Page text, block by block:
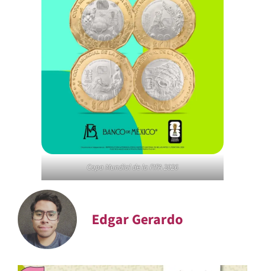
Copa Mundial de la FIFA 2026
Edgar Gerardo